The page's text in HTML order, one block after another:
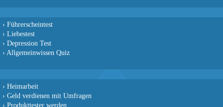
› Führerscheintest
› Liebestest
› Depression Test
› Allgemeinwissen Quiz
› Heimarbeit
› Geld verdienen mit Umfragen
› Produkttester werden